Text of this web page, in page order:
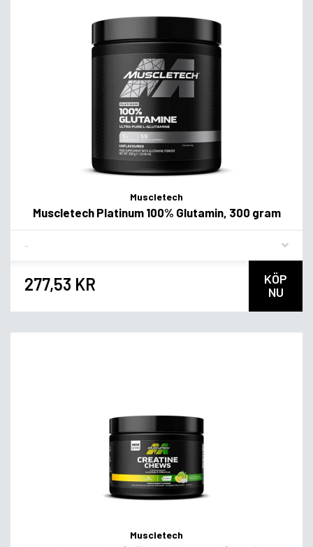
Muscletech
Muscletech Platinum 100% Glutamin, 300 gram
277,53 KR
KÖP
NU
Muscletech